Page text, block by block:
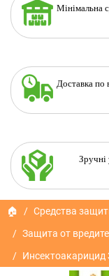
Доставка по
Зручні
🏠
Средства
Защита от
Инсектоакарицид